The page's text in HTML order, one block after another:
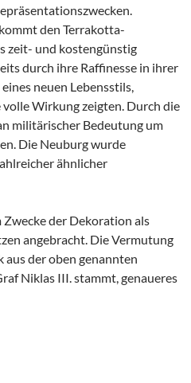
den Terrakotta-
zeit- und kostengünstig
durch ihre Raffinesse in ihrer
neuen Lebensstils,
Wirkung zeigten. Durch die
militärischer Bedeutung um
Die Neuburg wurde
ähnlicher
Zwecke der Dekoration als
angebracht. Die Vermutung
aus der oben genannten
Niklas III. stammt, genaueres